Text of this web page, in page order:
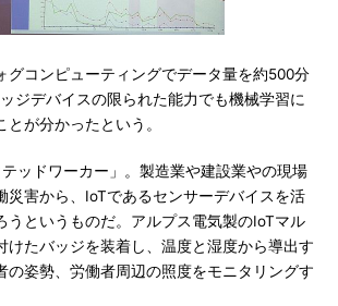
コンピューティングでデータ量を約500分
ジデバイスの限られた能力でも機械学習に
とが分かったという。
ッドワーカー」。製造業や建設業やの現場
災害から、IoTであるセンサーデバイスを活
うというものだ。アルプス電気製のIoTマル
けたバッジを装着し、温度と湿度から導出す
の姿勢、労働者周辺の照度をモニタリングす